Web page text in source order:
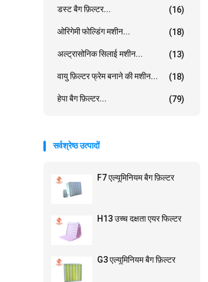
डस्ट बैग फ़िल्टर... (16)
ओरिगेमी फोल्डिंग मशीन... (18)
अल्ट्रासोनिक सिलाई मशीन... (13)
वायु फ़िल्टर फ्रेम बनाने की मशीन... (18)
हेपा बैग फ़िल्टर... (79)
सर्वश्रेष्ठ उत्पादों
F7 एल्यूमिनियम बैग फ़िल्टर
H13 उच्च दक्षता एयर फिल्टर
G3 एल्यूमिनियम बैग फ़िल्टर